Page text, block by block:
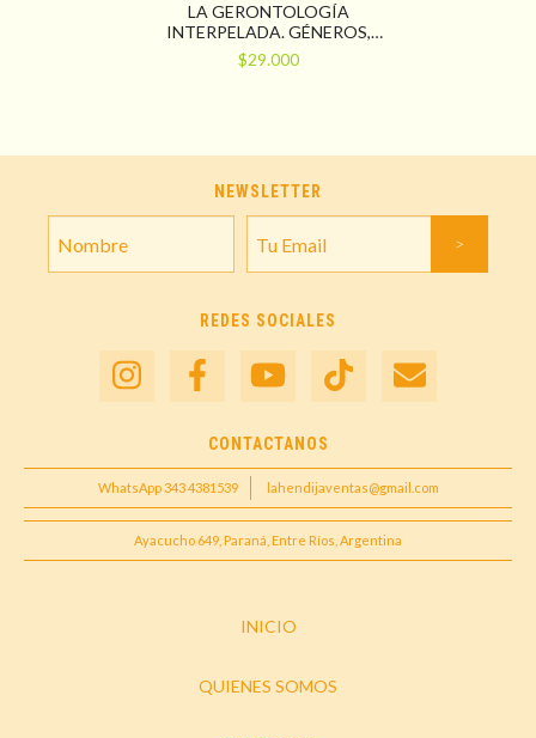
LA GERONTOLOGÍA
INTERPELADA. GÉNEROS,
DESEOS Y DERECHOS
$29.000
NEWSLETTER
REDES SOCIALES
CONTACTANOS
WhatsApp 343 4381539 lahendijaventas@gmail.com
Ayacucho 649, Paraná, Entre Ríos, Argentina
INICIO
QUIENES SOMOS